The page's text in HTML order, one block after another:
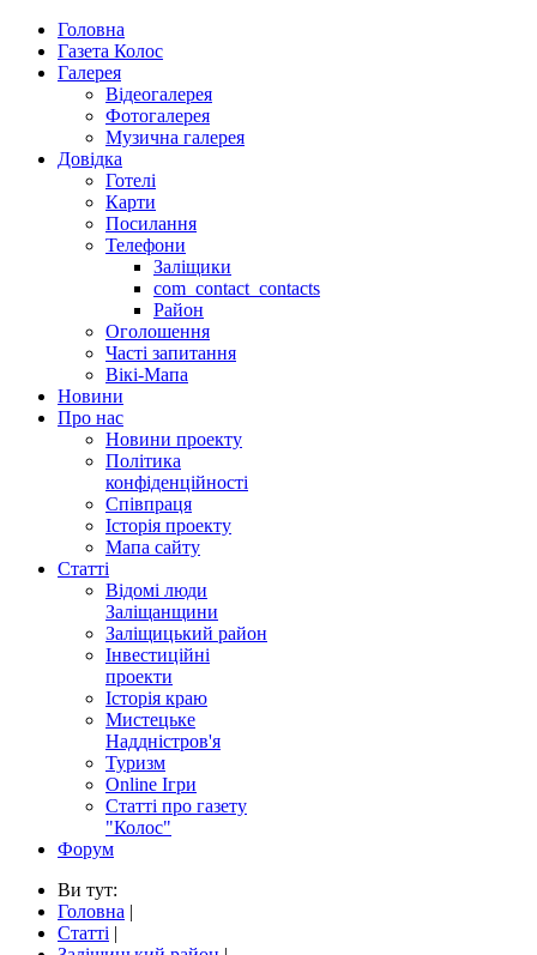
Головна
Газета Колос
Галерея
Відеогалерея
Фотогалерея
Музична галерея
Довідка
Готелі
Карти
Посилання
Телефони
Заліщики
com_contact_contacts
Район
Оголошення
Часті запитання
Вікі-Мапа
Новини
Про нас
Новини проекту
Політика
конфіденційності
Співпраця
Історія проекту
Мапа сайту
Статті
Відомі люди
Заліщанщини
Заліщицький район
Інвестиційні
проекти
Історія краю
Мистецьке
Наддністров'я
Туризм
Online Ігри
Статті про газету
"Колос"
Форум
Ви тут:
Головна |
Статті |